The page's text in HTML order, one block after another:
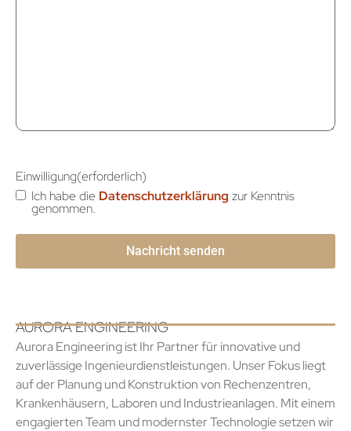
Einwilligung(erforderlich)
Ich habe die Datenschutzerklärung zur Kenntnis
genommen.
AURORA ENGINEERING
Aurora Engineering ist Ihr Partner für innovative und
zuverlässige Ingenieurdienstleistungen. Unser Fokus liegt
auf der Planung und Konstruktion von Rechenzentren,
Krankenhäusern, Laboren und Industrieanlagen. Mit einem
engagierten Team und modernster Technologie setzen wir